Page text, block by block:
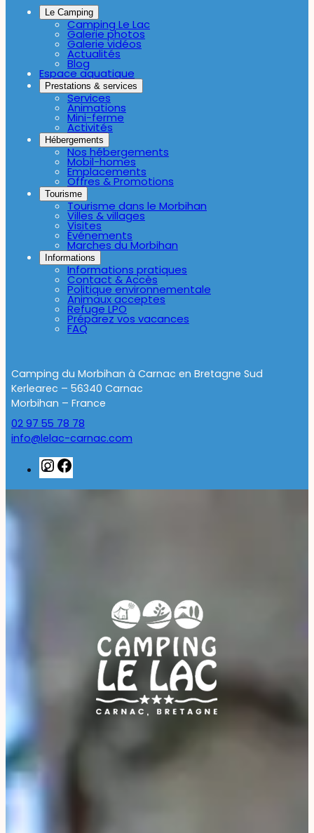
Le Camping
Camping Le Lac
Galerie photos
Galerie vidéos
Actualités
Blog
Espace aquatique
Prestations & services
Services
Animations
Mini-ferme
Activités
Hébergements
Nos hébergements
Mobil-homes
Emplacements
Offres & Promotions
Tourisme
Tourisme dans le Morbihan
Villes & villages
Visites
Événements
Marches du Morbihan
Informations
Informations pratiques
Contact & Accès
Politique environnementale
Animaux acceptes
Refuge LPO
Préparez vos vacances
FAQ
Camping du Morbihan à Carnac en Bretagne Sud
Kerlearec – 56340 Carnac
Morbihan – France
02 97 55 78 78
info@lelac-carnac.com
Instagram